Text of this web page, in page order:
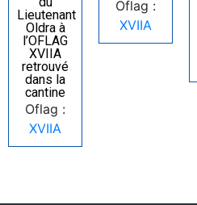
Lieutenant
Oldra à
l’OFLAG
XVIIA
retrouvé
dans la
cantine
Oflag :
XVIIA
Oflag :
XVIIA